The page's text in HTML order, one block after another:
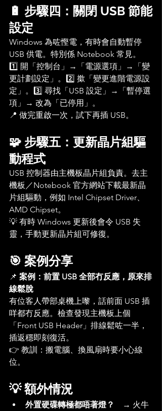
🔋 步驟四：關閉 USB 節能
設定
Windows 為咗慳電，有時會自動暫停
USB 供電。特別係 Notebook 常見。
1️⃣ 開「控制台」→「電源選項」→「變
更計劃設定」。2️⃣ 撳「變更進階電源設
定」。3️⃣ 尋找「USB 設定」→「暫停選
項」→ 改為「已停用」。
📍 做完重啟一次，試下再插 USB。
🧩 步驟五：更新晶片組驅
動程式
USB 控制器由主機板晶片組負責。去主
機板／Notebook 官方網站下載最新晶
片組驅動，例如 Intel Chipset Driver、
AMD Chipset。
💡 有時 Windows 更新後會令 USB 失
靈，手動更新晶片組可修復。
🎯 案例分享
📌 案例：前置 USB 全部冇反應，原來排
線鬆脫
有位客人帶部桌機上嚟，話前面 USB 插
咩都冇反應。檢查發現主機板上個
「Front USB Header」排線鬆咗一半，
插返穩即刻復活。
👉 教訓：搬電腦、換風扇時要小心線
位。
💡 額外情況
外置硬碟轉極都唔著燈？ → 火牛